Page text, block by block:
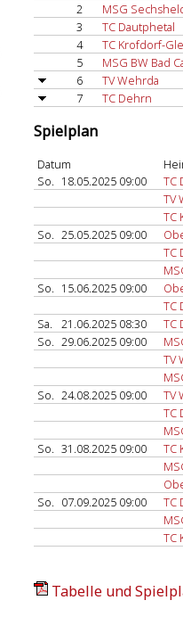
2
MSG
3
TC Dautphetal
4
TC Krofdorf-
5
MSG BW Bad
6
TV Wehrda
7
TC Dehrn
Spielplan
Datum
So. 18.05.2025 09:00
TC
TV
TC
So. 25.05.2025 09:00
TC
So. 15.06.2025 09:00
TC
Sa.
21.06.2025 08:30
TC
So. 29.06.2025 09:00
TV
So. 24.08.2025 09:00
TV
TC
So. 31.08.2025 09:00
TC
So. 07.09.2025 09:00
TC
TC
Tabelle und